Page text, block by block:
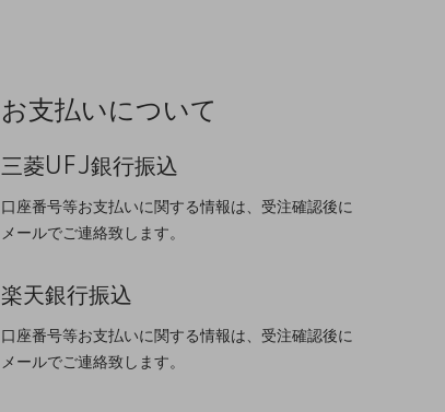
お支払いについて
三菱UFJ銀行振込
口座番号等お支払いに関する情報は、受注確認後に
メールでご連絡致します。
楽天銀行振込
口座番号等お支払いに関する情報は、受注確認後に
メールでご連絡致します。